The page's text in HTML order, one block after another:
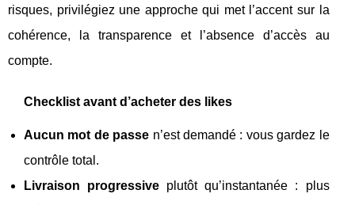
risques, privilégiez une approche qui met l’accent sur la
cohérence, la transparence et l’absence d’accès au
compte.
Checklist avant d’acheter des likes
Aucun mot de passe n’est demandé : vous gardez le
contrôle total.
Livraison progressive plutôt qu’instantanée : plus